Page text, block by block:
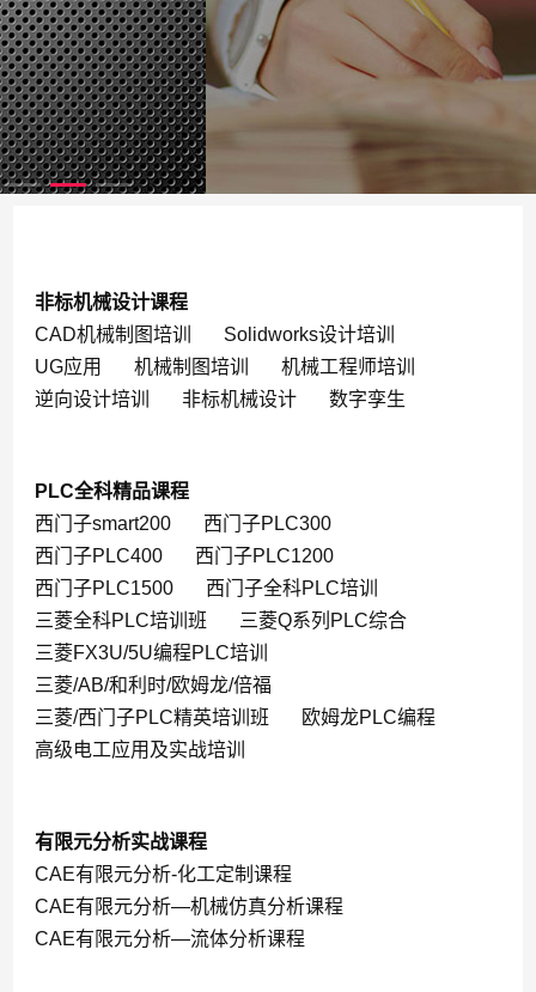
非标机械设计课程
CAD机械制图培训
Solidworks设计培训
UG应用
机械制图培训
机械工程师培训
逆向设计培训
非标机械设计 数字孪生
PLC全科精品课程
西门子smart200
西门子PLC300
西门子PLC400
西门子PLC1200
西门子PLC1500
西门子全科PLC培训
三菱全科PLC培训班
三菱Q系列PLC综合
三菱FX3U/5U编程PLC培训
三菱/AB/和利时/欧姆龙/倍福
三菱/西门子PLC精英培训班
欧姆龙PLC编程
高级电工应用及实战培训
有限元分析实战课程
CAE有限元分析-化工定制课程
CAE有限元分析—机械仿真分析课程
CAE有限元分析—流体分析课程